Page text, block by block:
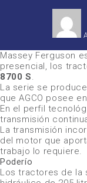
Massey Ferguson
presencial, los
8700 S.
La serie se
queAGCO posee
En el perfil
transmisión
La transmisión
del motor que
trabajo lo requiere.
Poderío
Los tractores de la